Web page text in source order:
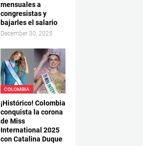
mensuales a
congresistas y
bajarles el salario
December 30, 2025
COLOMBIA
¡Histórico! Colombia
conquista la corona
de Miss
International 2025
con Catalina Duque